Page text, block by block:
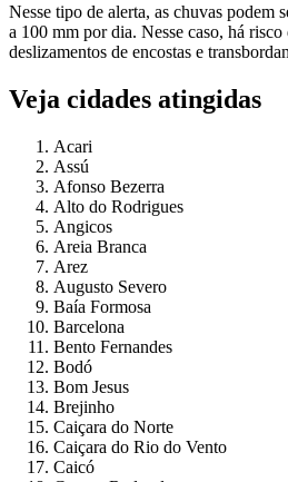
Nesse tipo de alerta, as chuvas podem
a 100 mm por dia. Nesse caso, há risco
deslizamentos de encostas e
Veja cidades atingidas
Acari
Assú
Afonso Bezerra
Alto do Rodrigues
Angicos
Areia Branca
Arez
Augusto Severo
Baía Formosa
Barcelona
Bento Fernandes
Bodó
Bom Jesus
Brejinho
Caiçara do Norte
Caiçara do Rio do Vento
Caicó